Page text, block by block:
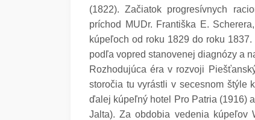
(1822). Začiatok progresívnych
príchod MUDr. Františka E.
kúpeľoch od roku 1829 do roku
podľa vopred stanovenej diagnózy a
Rozhodujúca éra v rozvoji
storočia tu vyrástli v secesnom štýle
ďalej kúpeľný hotel Pro Patria (1916)
Jalta). Za obdobia vedenia kúpeľov